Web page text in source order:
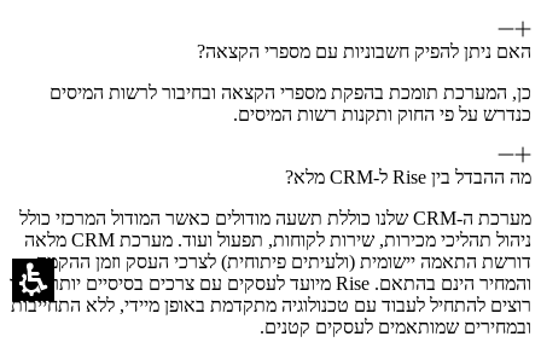
האם ניתן להפיק חשבוניות עם מספרי הקצאה?
כן, המערכת תומכת בהפקת מספרי הקצאה ובחיבור לרשות המיסים
כנדרש על פי החוק ותקנות רשות המיסים.
מה ההבדל בין Rise ל-CRM מלא?
מערכת ה-CRM שלנו כוללת תשעה מודולים כאשר המודול המרכזי כולל
ניהול תהליכי מכירות, שירות לקוחות, תפעול ועוד. מערכת CRM מלאה
דורשת התאמה יישומית (ולעיתים פיתוחית) לצרכי העסק וזמן ההקמה
והמחיר הינם בהתאם. Rise מיועד לעסקים עם צרכים בסיסיים יותר אשר
רוצים להתחיל לעבוד עם טכנולוגיה מתקדמת באופן מיידי, ללא התחייבות
ובמחירים שמותאמים לעסקים קטנים.